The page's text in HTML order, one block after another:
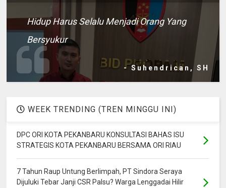
Hidup Harus Selalu Menjadi Orang Yang
Bersyukur
- Suhendrican, SH
WEEK TRENDING (TREN MINGGU INI)
DPC ORI KOTA PEKANBARU KONSULTASI BAHAS ISU
STRATEGIS KOTA PEKANBARU BERSAMA ORI RIAU
7 Tahun Raup Untung Berlimpah, PT Sindora Seraya
Dijuluki Tebar Janji CSR Palsu? Warga Lenggadai Hilir